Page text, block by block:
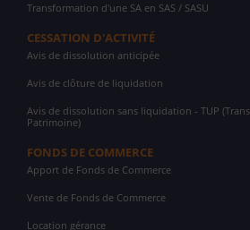
Transformation d'une SA en SAS / SASU
CESSATION D'ACTIVITÉ
Avis de dissolution anticipée
Avis de clôture de liquidation
Avis de dissolution sans liquidation - TUP
Patrimoine)
FONDS DE COMMERCE
Apport de Fonds de Commerce
Vente de Fonds de Commerce
Location gérance